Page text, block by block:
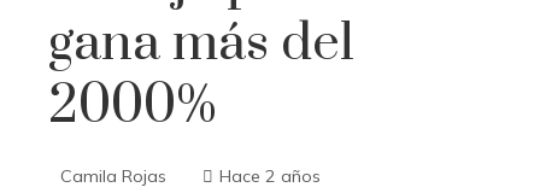
gana más del
2000%
Camila Rojas Hace 2 años